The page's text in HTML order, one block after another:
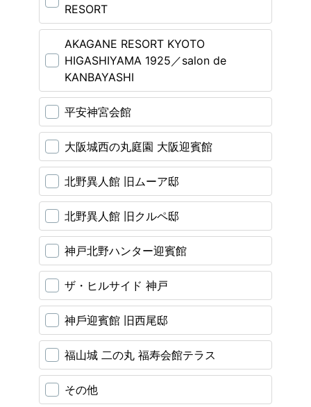
RESORT
AKAGANE RESORT KYOTO
HIGASHIYAMA 1925／salon de
KANBAYASHI
平安神宮会館
⼤阪城⻄の丸庭園 ⼤阪迎賓館
北野異人館 旧ムーア邸
北野異人館 旧クルペ邸
神戸北野ハンター迎賓館
ザ・ヒルサイド 神戸
神⼾迎賓館 旧⻄尾邸
福山城 二の丸 福寿会館テラス
その他